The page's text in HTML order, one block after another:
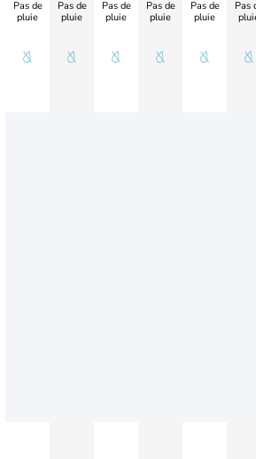
Pas de
pluie
Pas de
pluie
Pas de
pluie
Pas de
pluie
Pas de
pluie
Pas